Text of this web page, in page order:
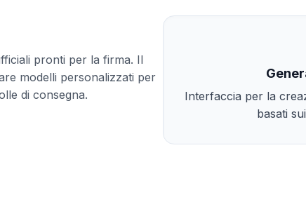
pronti per la firma. Il
modelli personalizzati per
di consegna.
Interfaccia per la
basati